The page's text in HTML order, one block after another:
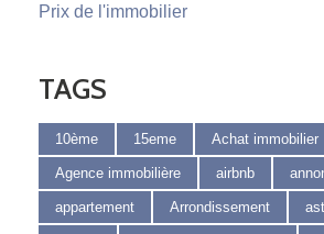
Prix de l'immobilier
TAGS
10ème 15eme Achat immobilier
Agence immobilière airbnb
appartement Arrondissement